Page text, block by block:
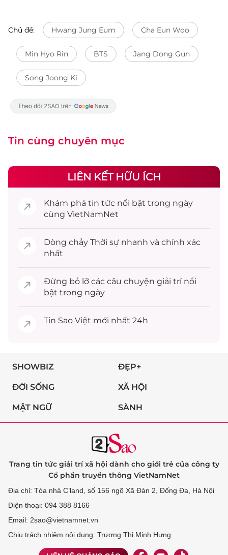
Chủ đề: Hwang Jung Eum Cha Eun Woo
Min Hyo Rin BTS Jang Dong Gun
Song Joong Ki
Tin cùng chuyên mục
LIÊN KẾT HỮU ÍCH
Khám phá tin tức nổi bật trong ngày
cùng VietNamNet
Dòng chảy Thời sự nhanh và chính xác
nhất
Đừng bỏ lỡ các câu chuyện giải trínổi
bật trong ngày
Tin Sao Việt mới nhất 24h
SHOWBIZ ĐẸP+
ĐỜI SỐNG XÃ HỘI
MẬT NGỮ SÀNH
Trang tin tức giải trí xã hội dành cho giới trẻ của công ty
Cổ phần truyền thông VietNamNet
Địa chỉ: Tòa nhà C’land, số 156 ngõ Xã Đàn 2, Đống Đa, Hà Nội
Điện thoại: 094 388 8166
Email: 2sao@vietnamnet.vn
Chịu trách nhiệm nội dung: Trương Thị Minh Hưng